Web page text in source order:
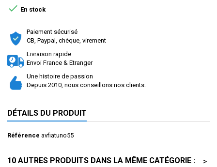
 En stock
Paiement sécurisé
CB, Paypal, chèque, virement
Livraison rapide
Envoi France & Etranger
Une histoire de passion
Depuis 2010, nous conseillons nos clients.
DÉTAILS DU PRODUIT
Référence avfiatuno55
10 AUTRES PRODUITS DANS LA MÊME CATÉGORIE :
>